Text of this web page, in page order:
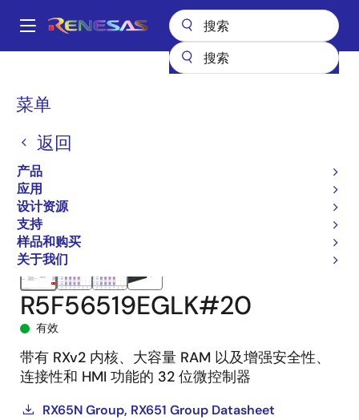
到
Main
菜单
返回
产品
应用
设计资源
支持
样品和购买
关于我们
面
屑
RX 系列 32 位高性能/高效能 MCU
RX651
R5F56519EGLK#20
有效
带有 RXv2 内核、大容量 RAM 以及增强安全性、
连接性和 HMI 功能的 32 位微控制器
RX65N Group, RX651 Group Datasheet